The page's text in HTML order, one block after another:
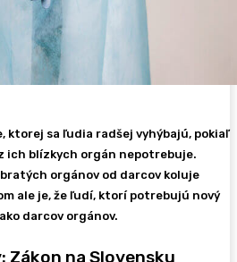
ktorej sa ľudia radšej vyhýbajú, pokiaľ
ich blízkych orgán nepotrebuje.
orgánov od darcov koluje
ale je, že ľudí, ktorí potrebujú nový
darcov orgánov.
Zákon na Slovensku